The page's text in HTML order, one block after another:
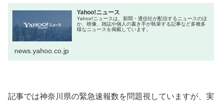
Yahoo!ニュース
Yahoo!ニュースは、新聞・通信社が配信するニュースのほ
か、映像、雑誌や個人の書き手が執筆する記事など多種多
様なニュースを掲載しています。
news.yahoo.co.jp
記事では神奈川県の緊急速報数を問題視していますが、実